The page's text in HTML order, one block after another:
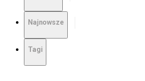
Najnowsze
Tagi